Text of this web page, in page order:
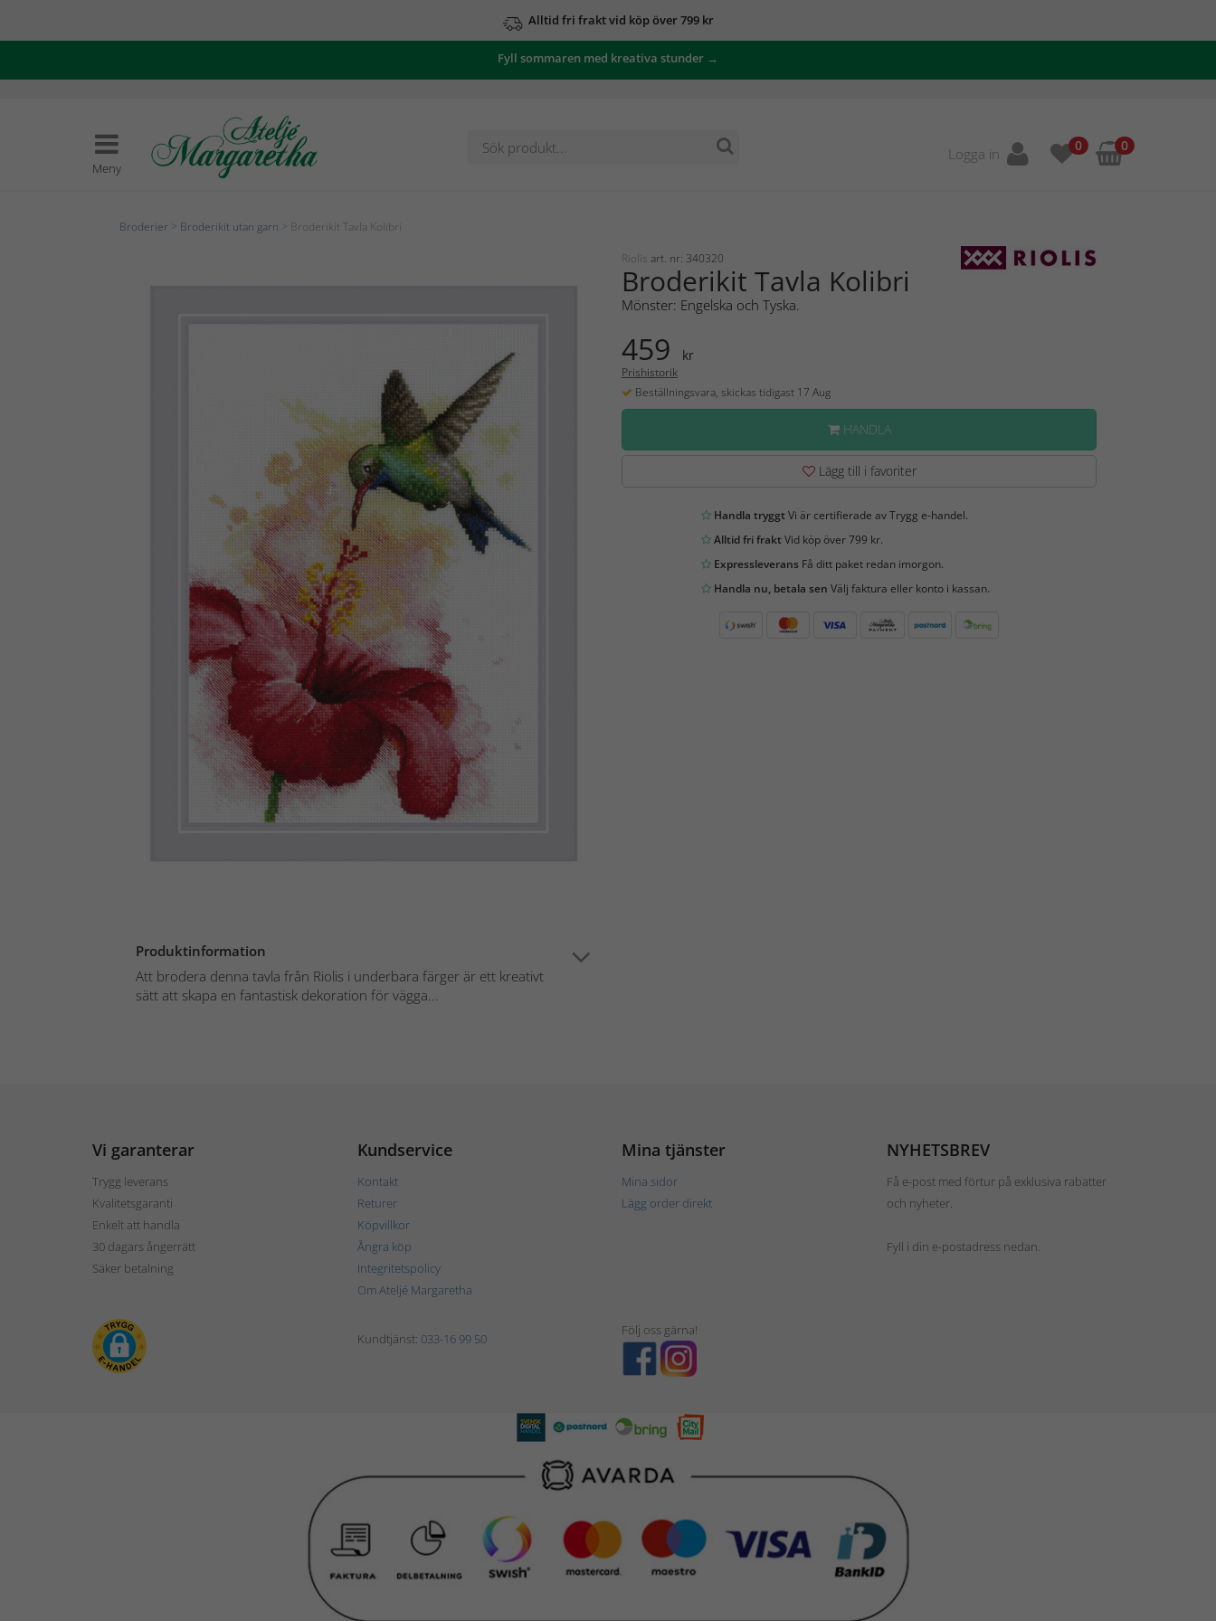
Alltid fri frakt vid köp över 799 kr
Fyll sommaren med kreativa stunder →
Meny
Logga in 0 0
Broderier Broderikit utan garn > Broderikit Tavla Kolibri
Produktinformation
Att brodera denna tavla från Riolis i underbara färger är ett kreativt
sätt att skapa en fantastisk dekoration för vägga...
Riolis art. nr: 340320
Broderikit Tavla Kolibri
Mönster: Engelska och Tyska.
459 kr
Prishistorik
Beställningsvara, skickas tidigast 17 Aug
HANDLA
Lägg till i favoriter
Handla tryggtVi är certifierade av Trygg e-handel.
Alltid fri fraktVid köp över 799 kr.
ExpressleveransFå ditt paket redan imorgon.
Handla nu, betala sen Välj faktura eller konto i kassan.
Vi garanterar
Trygg leverans
Kvalitetsgaranti
Enkelt att handla
30 dagars ångerrätt
Säker betalning
Kundservice
Kontakt
Returer
Köpvillkor
Ångra köp
Integritetspolicy
Om Ateljé Margaretha
Mina tjänster
Mina sidor
Lägg order direkt
NYHETSBREV
Få e-post med förtur på exklusiva rabatter
och nyheter.
Fyll i din e-postadress nedan.
Kundtjänst: 033-16 99 50
Följ oss gärna!